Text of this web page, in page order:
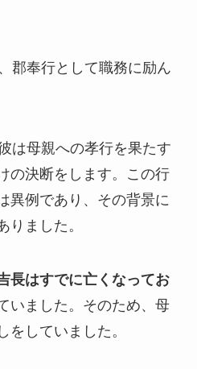
郡奉行として職務に励ん
は母親への孝行を果たす
の決断をします。この行
異例であり、その背景に
りました。
長はすでに亡くなってお
いました。そのため、母
をしていました。